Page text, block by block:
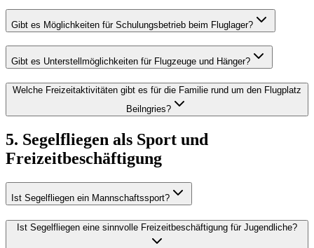
Gibt es Möglichkeiten für Schulungsbetrieb beim Fluglager?
Gibt es Unterstellmöglichkeiten für Flugzeuge und Hänger?
Welche Freizeitaktivitäten gibt es für die Familie rund um den Flugplatz
Beilngries?
5. Segelfliegen als Sport und
Freizeitbeschäftigung
Ist Segelfliegen ein Mannschaftssport?
Ist Segelfliegen eine sinnvolle Freizeitbeschäftigung für Jugendliche?